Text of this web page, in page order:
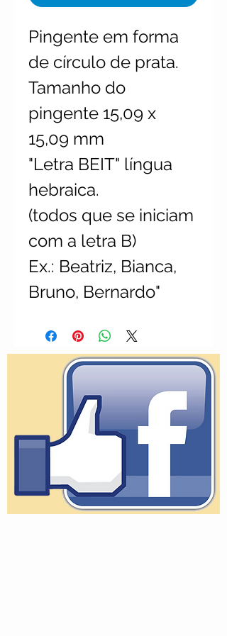
Pingente em forma
de círculo de prata.
Tamanho do
pingente 15,09 x
15,09 mm
"Letra BEIT" língua
hebraica.
(todos que se iniciam
com a letra B)
Ex.: Beatriz, Bianca,
Bruno, Bernardo"